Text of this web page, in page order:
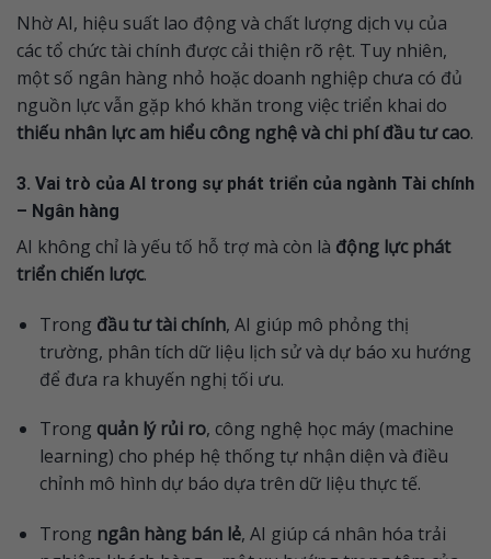
Nhờ AI, hiệu suất lao động và chất lượng dịch vụ của
các tổ chức tài chính được cải thiện rõ rệt. Tuy nhiên,
một số ngân hàng nhỏ hoặc doanh nghiệp chưa có đủ
nguồn lực vẫn gặp khó khăn trong việc triển khai do
thiếu nhân lực am hiểu công nghệ và chi phí đầu tư cao.
3. Vai trò của AI trong sự phát triển của ngành Tài chính
– Ngân hàng
AI không chỉ là yếu tố hỗ trợ mà còn là động lực phát
triển chiến lược.
Trong đầu tư tài chính, AI giúp mô phỏng thị
trường, phân tích dữ liệu lịch sử và dự báo xu hướng
để đưa ra khuyến nghị tối ưu.
Trong quản lý rủi ro, công nghệ học máy (machine
learning) cho phép hệ thống tự nhận diện và điều
chỉnh mô hình dự báo dựa trên dữ liệu thực tế.
Trong ngân hàng bán lẻ, AI giúp cá nhân hóa trải